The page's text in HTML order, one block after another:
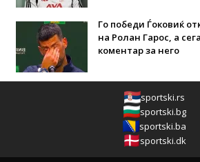
Го победи Ѓоковиќ
на Ролан Гарос, а
коментар за него
sportski.rs
sportski.bg
sportski.ba
sportski.dk